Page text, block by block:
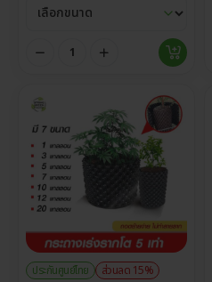
ประกันศูนย์ไทย
ส่วนลด 15%